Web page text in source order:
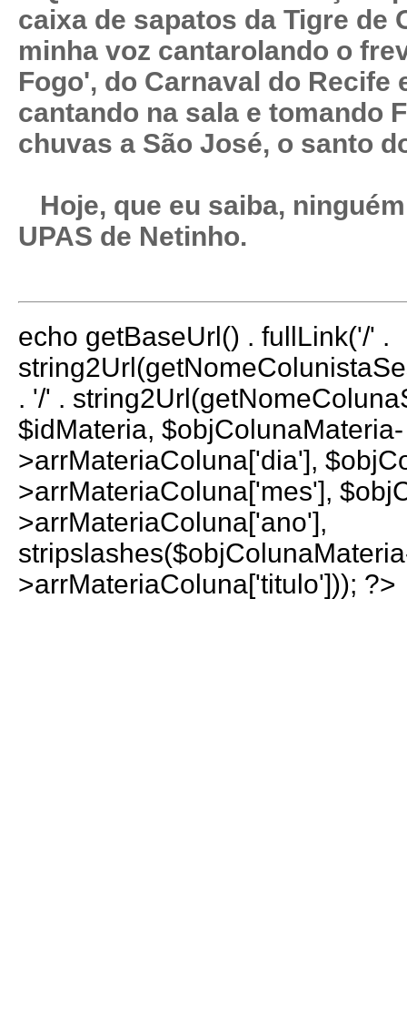
caixa de sapatos da Tigre de
minha voz cantarolando o
Fogo', do Carnaval do Recife
cantando na sala e tomando
chuvas a São José, o santo
Hoje, que eu saiba,
UPAS de Netinho.
echo getBaseUrl() . fullLink('/' .
. '/' .
$idMateria, $objColunaMateria-
>arrMateriaColuna['dia'],
>arrMateriaColuna['mes'],
>arrMateriaColuna['ano'],
>arrMateriaColuna['titulo'])); ?>